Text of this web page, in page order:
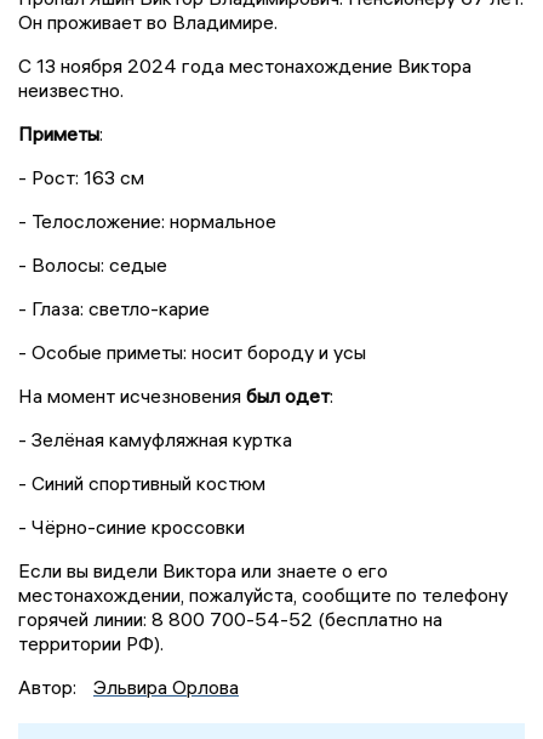
Он проживает во Владимире.
С 13 ноября 2024 года местонахождение Виктора
неизвестно.
Приметы:
- Рост: 163 см
- Телосложение: нормальное
- Волосы: седые
- Глаза: светло-карие
- Особые приметы: носит бороду и усы
На момент исчезновения был одет:
- Зелёная камуфляжная куртка
- Синий спортивный костюм
- Чёрно-синие кроссовки
Если вы видели Виктора или знаете о его
местонахождении, пожалуйста, сообщите по телефону
горячей линии: 8 800 700-54-52 (бесплатно на
территории РФ).
Автор:
Эльвира Орлова